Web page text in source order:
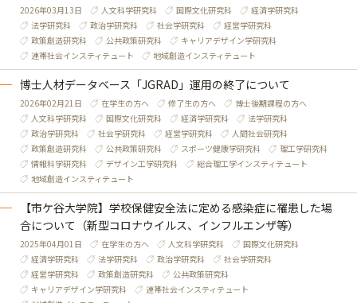
2026年03月13日 人文科学研究科 国際文化研究科
経済学研究科
法学研究科
政治学研究科 社会学研究科
経営学研究科
政策創造研究科
公共政策研究科
キャリアデザイン学研究科
連帯社会インスティテュート
地域創造インスティテュート
博士人材データベース「JGRAD」運用の終了について
2026年02月21日 在学生の方へ 修了生の方へ
博士後期課程の方へ
人文科学研究科
国際文化研究科 経済学研究科
法学研究科
政治学研究科
社会学研究科 経営学研究科
人間社会研究科
政策創造研究科
公共政策研究科 スポーツ健康学研究科
理工学研究科
情報科学研究科
デザイン工学研究科
総合理工学インスティテュート
地域創造インスティテュート
【市ケ谷大学院】学校保健安全法に定める感染症に罹患した場
合について（新型コロナウイルス、インフルエンザ等）
2025年04月01日 在学生の方へ 人文科学研究科
国際文化研究科
経済学研究科
法学研究科 政治学研究科
社会学研究科
経営学研究科
政策創造研究科
公共政策研究科
キャリアデザイン学研究科
連帯社会インスティテュート